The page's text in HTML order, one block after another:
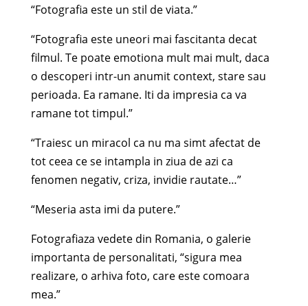
“Fotografia este un stil de viata.”
“Fotografia este uneori mai fascitanta decat
filmul. Te poate emotiona mult mai mult, daca
o descoperi intr-un anumit context, stare sau
perioada. Ea ramane. Iti da impresia ca va
ramane tot timpul.”
“Traiesc un miracol ca nu ma simt afectat de
tot ceea ce se intampla in ziua de azi ca
fenomen negativ, criza, invidie rautate…”
“Meseria asta imi da putere.”
Fotografiaza vedete din Romania, o galerie
importanta de personalitati, “sigura mea
realizare, o arhiva foto, care este comoara
mea.”